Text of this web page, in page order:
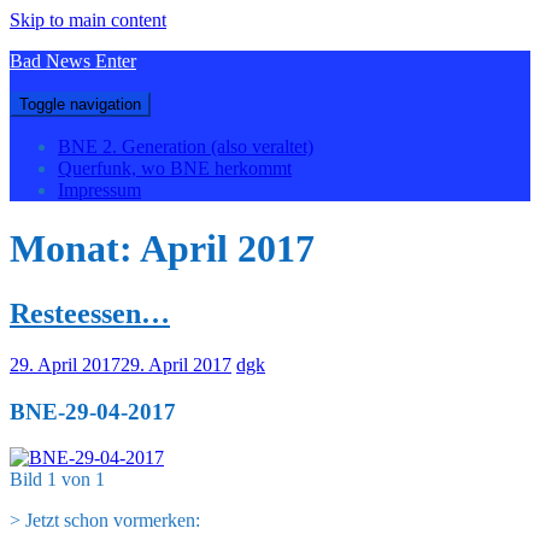
Skip to main content
Bad News Enter
Toggle navigation
BNE 2. Generation (also veraltet)
Querfunk, wo BNE herkommt
Impressum
Monat: April 2017
Resteessen…
29. April 201729. April 2017 dgk
BNE-29-04-2017
Bild 1 von 1
> Jetzt schon vormerken: